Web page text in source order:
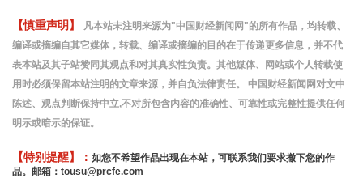
【慎重声明】
凡本站未注明来源为"中国财经新闻网"的所有作品，均转载、
编译或摘编自其它媒体，转载、编译或摘编的目的在于传递更多信息，并不代
表本站及其子站赞同其观点和对其真实性负责。其他媒体、网站或个人转载使
用时必须保留本站注明的文章来源，并自负法律责任。 中国财经新闻网对文中
陈述、观点判断保持中立,不对所包含内容的准确性、可靠性或完整性提供任何
明示或暗示的保证。
【特别提醒】： 如您不希望作品出现在本站，可联系我们要求撤下您的作
品。邮箱：tousu@prcfe.com